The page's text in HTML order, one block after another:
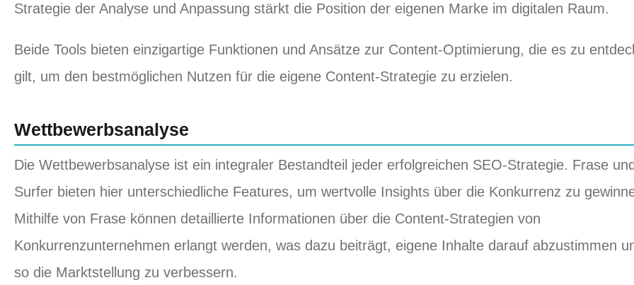
Strategie der Analyse und Anpassung stärkt die Position der eigenen Marke im digitalen Raum.
Beide Tools bieten einzigartige Funktionen und Ansätze zur Content-Optimierung, die es zu
gilt, um den bestmöglichen Nutzen für die eigene Content-Strategie zu erzielen.
Wettbewerbsanalyse
Die Wettbewerbsanalyse ist ein integraler Bestandteil jeder erfolgreichen SEO-Strategie. Frase und
Surfer bieten hier unterschiedliche Features, um wertvolle Insights über die Konkurrenz zu
Mithilfe von Frase können detaillierte Informationen über die Content-Strategien von
Konkurrenzunternehmen erlangt werden, was dazu beiträgt, eigene Inhalte darauf abzustimmen
so die Marktstellung zu verbessern.